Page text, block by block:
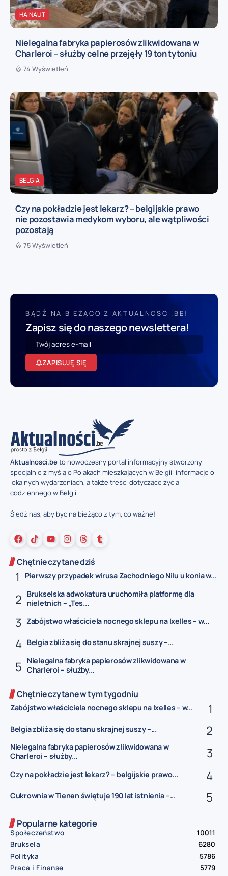
HAINAUT
Nielegalna fabryka papierosów zlikwidowana w
Charleroi – służby celne przejęły 19 ton tytoniu
74 Wyświetleń
BELGIA
Czy na pokładzie jest lekarz? – belgijskie prawo
nie pozostawia medykom wyboru, ale wątpliwości
pozostają
75 Wyświetleń
BĄDŹ NA BIEŻĄCO Z AKTUALNOSCI.BE!
Zapisz się do naszego newslettera!
ZAPISUJĘ SIĘ
Aktualnosci.beto nowoczesny portal informacyjny stworzony
specjalnie z myślą o Polakach mieszkających w Belgii: informacje o
lokalnych wydarzeniach, a także treści dotyczące życia
codziennego w Belgii.
Śledź nas, aby być na bieżąco z tym, co ważne!
Chętnie czytane dziś
Pierwszy przypadek wirusa Zachodniego Nilu u konia w...
Brukselska adwokatura uruchomiła platformę dla
nieletnich – „Tes...
Zabójstwo właściciela nocnego sklepu na Ixelles – w...
Belgia zbliża się do stanu skrajnej suszy –...
Nielegalna fabryka papierosów zlikwidowana w
Charleroi – służby...
Chętnie czytane w tym tygodniu
Zabójstwo właściciela nocnego sklepu na Ixelles – w...
Belgia zbliża się do stanu skrajnej suszy –...
Nielegalna fabryka papierosów zlikwidowana w
Charleroi – służby...
Czy na pokładzie jest lekarz? – belgijskie prawo...
Cukrownia w Tienen świętuje 190 lat istnienia –...
Popularne kategorie
Społeczeństwo
10011
Bruksela
6280
Polityka
5786
Praca i Finanse
5779